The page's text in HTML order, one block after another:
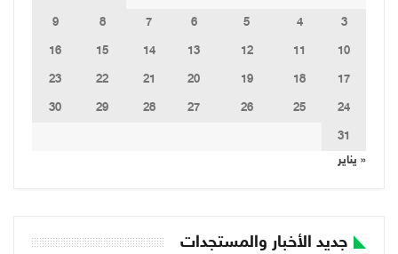
3
4
5
6
7
8
9
10
11
12
13
14
15
16
17
18
19
20
21
22
23
24
25
26
27
28
29
30
31
« يناير
جديد الأخبار والمستجدات